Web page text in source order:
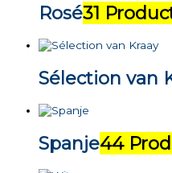
Rosé31
Sélection van
Spanje44